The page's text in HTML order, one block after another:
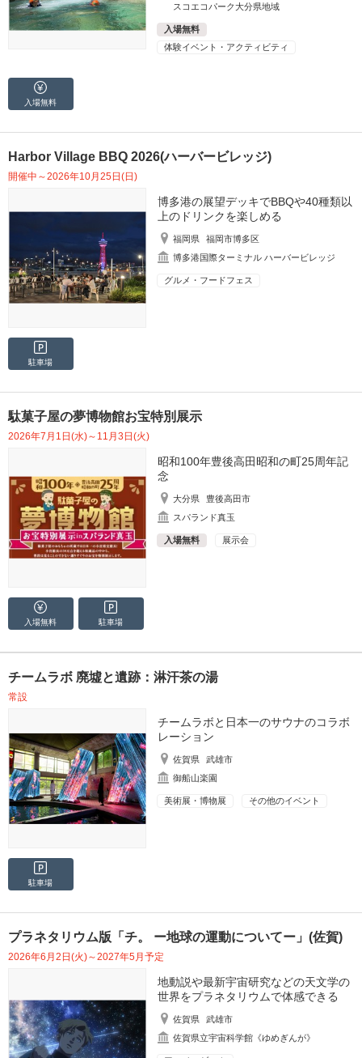
スコエコパーク大分県地域
入場無料
体験イベント・アクティビティ
入場無料
Harbor Village BBQ 2026(ハーバービレッジ)
開催中～2026年10月25日(日)
博多港の展望デッキでBBQや40種類以
上のドリンクを楽しめる
福岡県
福岡市博多区
博多港国際ターミナル ハーバービレッジ
グルメ・フードフェス
駐車場
駄菓子屋の夢博物館お宝特別展示
2026年7月1日(水)～11月3日(火)
昭和100年豊後高田昭和の町25周年記
念
大分県
豊後高田市
スパランド真玉
入場無料 展示会
入場無料 駐車場
チームラボ 廃墟と遺跡：淋汗茶の湯
常設
チームラボと日本一のサウナのコラボ
レーション
佐賀県
武雄市
御船山楽園
美術展・博物展 その他のイベント
駐車場
プラネタリウム版「チ。 ー地球の運動についてー」(佐賀)
2026年6月2日(火)～2027年5月予定
地動説や最新宇宙研究などの天文学の
世界をプラネタリウムで体感できる
佐賀県
武雄市
佐賀県立宇宙科学館《ゆめぎんが》